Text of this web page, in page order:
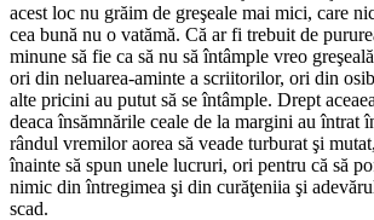
acest loc nu grăim de greşeale mai mici, care
cea bună nu o vatămă. Că ar fi trebuit de
minune să fie ca să nu să întâmple vreo
ori din neluarea-aminte a scriitorilor, ori din
alte pricini au putut să se întâmple. Drept
deaca însămnările ceale de la margini au întrat
rândul vremilor aorea să veade turburat şi
înainte să spun unele lucruri, ori pentru că să
nimic din întregimea şi din curăţeniia şi
scad.